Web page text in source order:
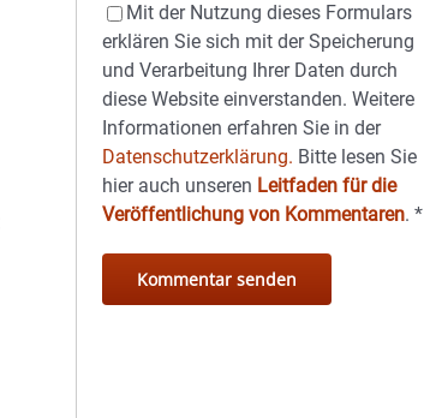
Mit der Nutzung dieses Formulars
erklären Sie sich mit der Speicherung
und Verarbeitung Ihrer Daten durch
diese Website einverstanden. Weitere
Informationen erfahren Sie in der
Datenschutzerklärung. Bitte lesen Sie
hier auch unseren Leitfaden für die
Veröffentlichung von Kommentaren.*